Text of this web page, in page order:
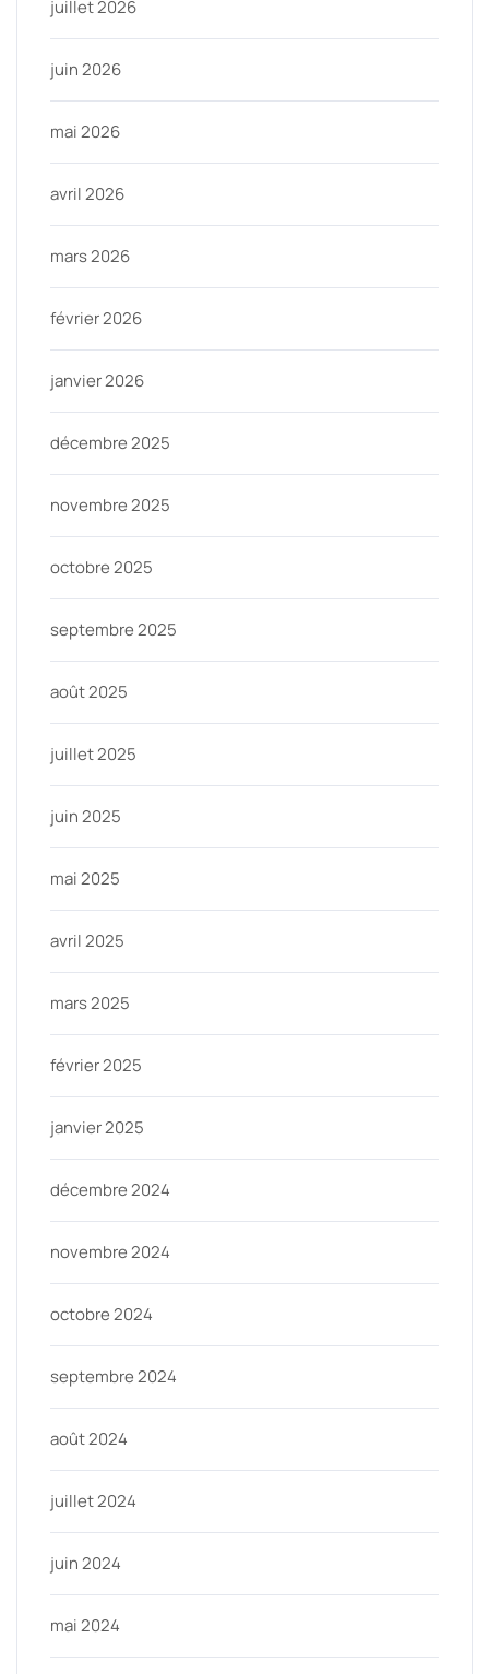
juillet 2026
juin 2026
mai 2026
avril 2026
mars 2026
février 2026
janvier 2026
décembre 2025
novembre 2025
octobre 2025
septembre 2025
août 2025
juillet 2025
juin 2025
mai 2025
avril 2025
mars 2025
février 2025
janvier 2025
décembre 2024
novembre 2024
octobre 2024
septembre 2024
août 2024
juillet 2024
juin 2024
mai 2024